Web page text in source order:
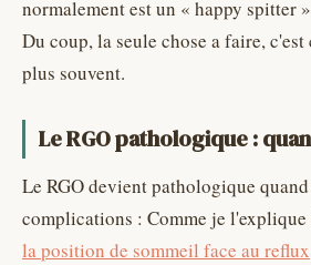
normalement est un « happy spitter
Du coup, la seule chose a faire,
plus souvent.
Le RGO pathologique :
Le RGO devient pathologique
complications : Comme je
la position de sommeil face au reflux